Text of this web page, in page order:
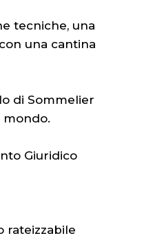
tecniche, una
una cantina
di Sommelier
mondo.
Giuridico
rateizzabile